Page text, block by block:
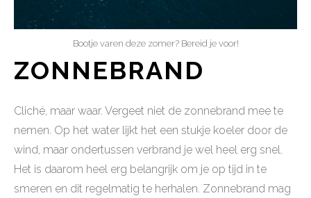
Bootje varen deze zomer? Bereid je voor!
ZONNEBRAND
Cliché, maar waar. Vergeet niet de zonnebrand mee te
nemen. Op het water lijkt het een stukje koeler door de
wind, maar ondertussen verbrand je wel heel erg snel.
Het is daarom heel erg belangrijk om je op tijd in te
smeren en dit regelmatig te herhalen. Zonnebrand mag